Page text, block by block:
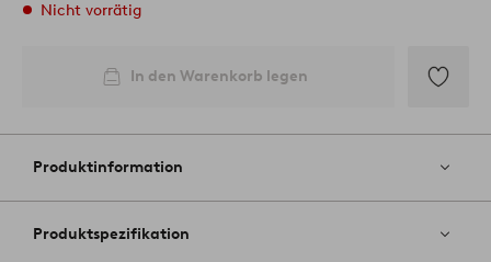
Nicht vorrätig
In den Warenkorb legen
Favoriten
Produktinformation
Produktspezifikation